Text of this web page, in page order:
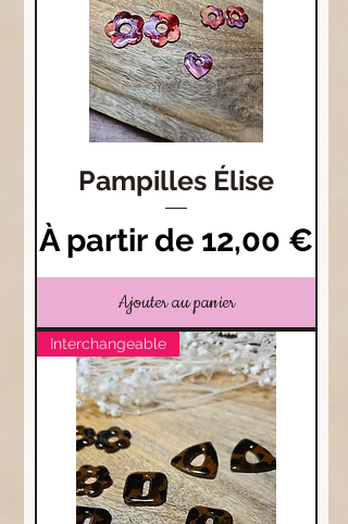
Pampilles Élise
À partir de 12,00 €
Prix promotionnel
Ajouter au panier
Interchangeable